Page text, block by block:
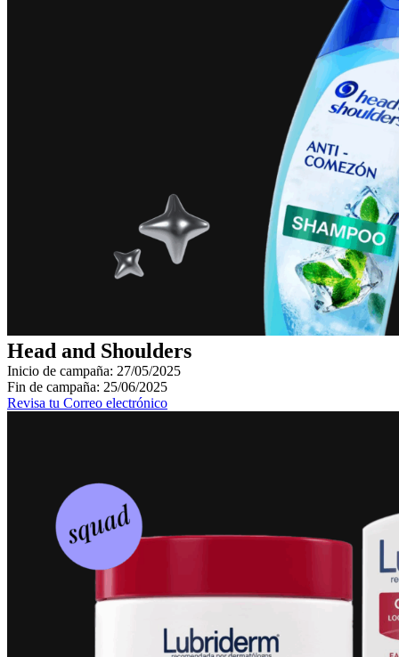
Head and Shoulders
Inicio de campaña: 27/05/2025
Fin de campaña: 25/06/2025
Revisa tu Correo electrónico